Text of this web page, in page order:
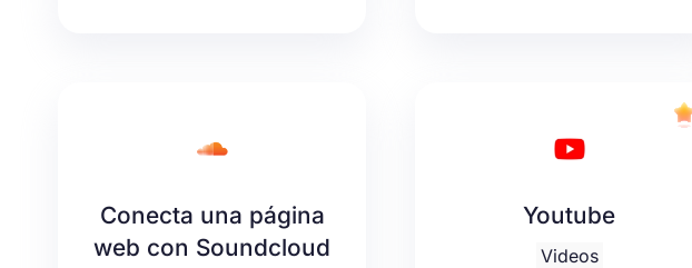
Conecta una página
web con Soundcloud
Youtube
Videos